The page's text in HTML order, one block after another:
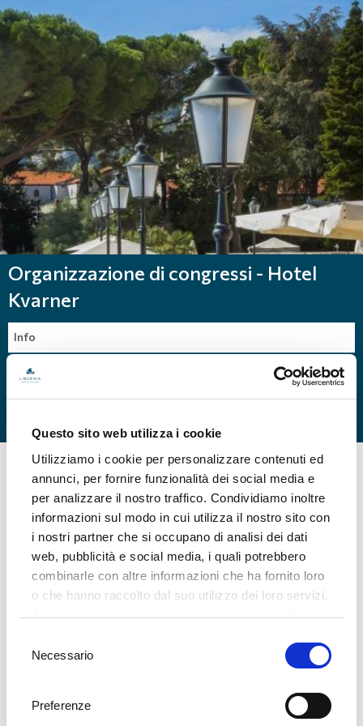
Questo sito web utilizza i cookie
Utilizziamo i cookie per personalizzare contenuti ed
annunci, per fornire funzionalità dei social media e
per analizzare il nostro traffico. Condividiamo inoltre
informazioni sul modo in cui utilizza il nostro sito con
i nostri partner che si occupano di analisi dei dati
web, pubblicità e social media, i quali potrebbero
combinarle con altre informazioni che ha fornito loro
o che hanno raccolto dal suo utilizzo dei loro servizi.
Acconsenta ai nostri cookie se continua ad utilizzare
delNecessario
Preferenze
Organizzazione di congressi - Hotel
Kvarner
Info
Strutture congressuali
Come primo hotel costruito sull'Adriatico, il Kvarner è diventato
uno dei simboli di Opatija, e la sua Sala dei cristalli è uno dei saloni
più raffinati per organizzare vari eventi in Croazia. L'ambiente
sfarzoso, l'ottima posizione nei pressi del Lungomare e del centro
città, nonché un'insuperabile esperienza nell'organizzare convegni
e congressi, sono un motivo sufficiente per accogliere i vostri soci
d'affari all'Hotel Kvarner.
per grandi incontri di lavoro e congressi. Oltre alla sala, qui